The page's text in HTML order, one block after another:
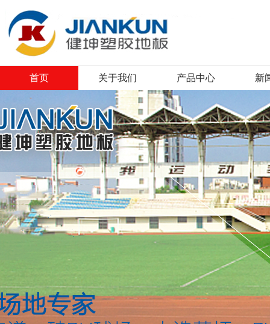
首页 关于我们 产品中心 新